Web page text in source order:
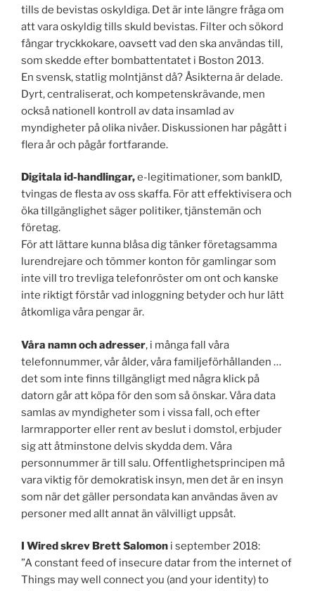
tills de bevistas oskyldiga. Det är inte längre fråga om
att vara oskyldig tills skuld bevistas. Filter och sökord
fångar tryckkokare, oavsett vad den ska användas till,
som skedde efter bombattentatet i Boston 2013.
En svensk, statlig molntjänst då? Åsikterna är delade.
Dyrt, centraliserat, och kompetenskrävande, men
också nationell kontroll av data insamlad av
myndigheter på olika nivåer. Diskussionen har pågått i
flera år och pågår fortfarande.
Digitala id-handlingar,e-legitimationer, som bankID,
tvingas de flesta av oss skaffa. För att effektivisera och
öka tillgänglighet säger politiker, tjänstemän och
företag.
För att lättare kunna blåsa dig tänker företagsamma
lurendrejare och tömmer konton för gamlingar som
inte vill tro trevliga telefonröster om ont och kanske
inte riktigt förstår vad inloggning betyder och hur lätt
åtkomliga våra pengar är.
Våra namn och adresser, i många fall våra
telefonnummer, vår ålder, våra familjeförhållanden …
det som inte finns tillgängligt med några klick på
datorn går att köpa för den som så önskar. Våra data
samlas av myndigheter som i vissa fall, och efter
larmrapporter eller rent av beslut i domstol, erbjuder
sig att åtminstone delvis skydda dem. Våra
personnummer är till salu. Offentlighetsprincipen må
vara viktig för demokratisk insyn, men det är en insyn
som när det gäller persondata kan användas även av
personer med allt annat än välvilligt uppsåt.
I Wired skrev Brett Salomon i september 2018:
”A constant feed of insecure datar from the internet of
Things may well connect you (and your identity) to